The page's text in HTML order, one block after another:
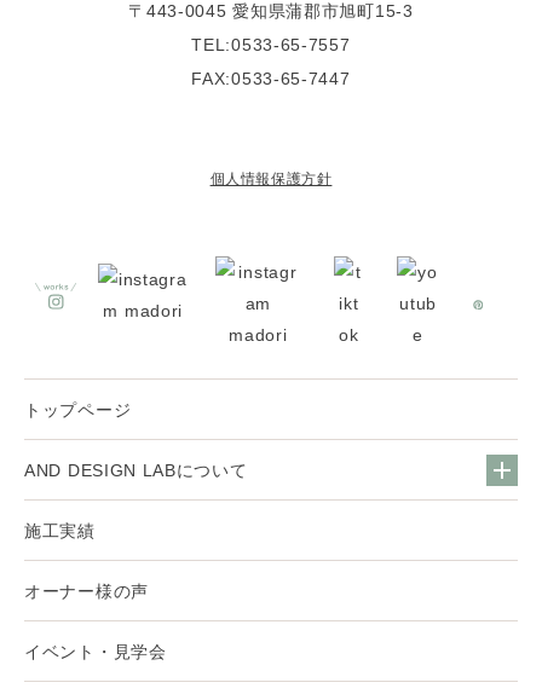
〒443-0045 愛知県蒲郡市旭町15-3
TEL:0533-65-7557
FAX:0533-65-7447
個人情報保護方針
トップページ
AND DESIGN LABについて
施工実績
オーナー様の声
イベント・見学会